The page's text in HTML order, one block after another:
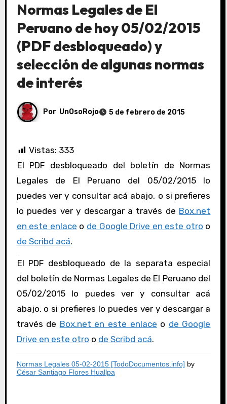
Normas Legales de El
Peruano de hoy 05/02/2015
(PDF desbloqueado) y
selección de algunas normas
de interés
Por UnOsoRojo 5 de febrero de 2015
Vistas: 333
El PDF desbloqueado del boletín de Normas
Legales de El Peruano del 05/02/2015 lo
puedes ver y consultar acá abajo, o si prefieres
lo puedes ver y descargar a través de Box.net
en este enlace o de Google Drive en este otro o
de Scribd acá.
El PDF desbloqueado de la separata especial
del boletín de Normas Legales de El Peruano del
05/02/2015 lo puedes ver y consultar acá
abajo, o si prefieres lo puedes ver y descargar a
través de Box.net en este enlace o de Google
Drive en este otro o de Scribd acá.
Normas Legales 05-02-2015 [TodoDocumentos.info] by
César Santiago Flores Huallpa